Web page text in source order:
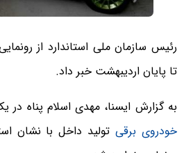
رئیس سازمان ملی استاندارد از
تا پایان اردیبهشت خبر داد.
به گزارش ایسنا، مهدی اسلام پناه
خودروی برقیتولید داخل با نشان